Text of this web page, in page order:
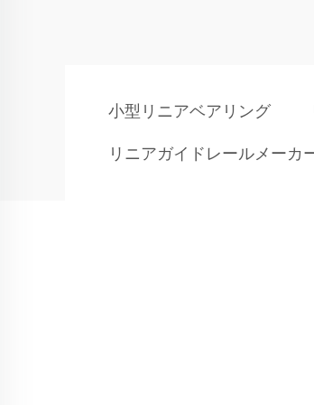
小型リニアベアリング
リニアガイドレールメーカ